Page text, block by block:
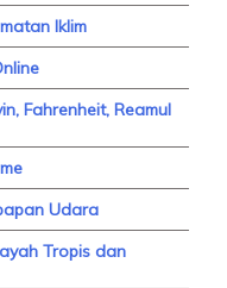
Iklim
Fahrenheit, Reamul
Udara
Tropis dan